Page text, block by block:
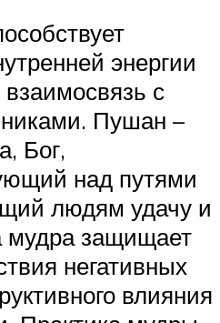
энергии
с
Пушан –
Бог,
над путями
людям удачу и
мудра защищает
негативных
влияния